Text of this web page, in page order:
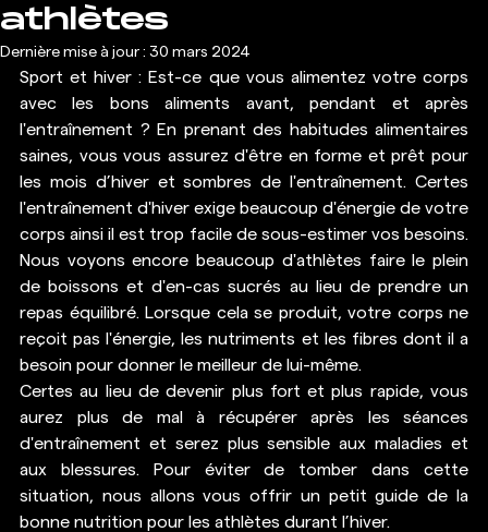
athlètes
Dernière mise à jour : 30 mars 2024
Sport et hiver : Est-ce que vous alimentez votre corps
avec les bons aliments avant, pendant et après
l'entraînement ? En prenant des habitudes alimentaires
saines, vous vous assurez d'être en forme et prêt pour
les mois d’hiver et sombres de l'entraînement. Certes
l'entraînement d'hiver exige beaucoup d'énergie de votre
corps ainsi il est trop facile de sous-estimer vos besoins.
Nous voyons encore beaucoup d'athlètes faire le plein
de boissons et d'en-cas sucrés au lieu de prendre un
repas équilibré. Lorsque cela se produit, votre corps ne
reçoit pas l'énergie, les nutriments et les fibres dont il a
besoin pour donner le meilleur de lui-même.
Certes au lieu de devenir plus fort et plus rapide, vous
aurez plus de mal à récupérer après les séances
d'entraînement et serez plus sensible aux maladies et
aux blessures. Pour éviter de tomber dans cette
situation, nous allons vous offrir un petit guide de la
bonne nutrition pour les athlètes durant l’hiver.